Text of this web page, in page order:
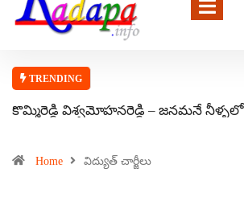
TRENDING
కొమ్మిరెడ్డి విశ్వమోహనరెడ్డి – జనమనే
Home విద్యుత్ చార్జీలు